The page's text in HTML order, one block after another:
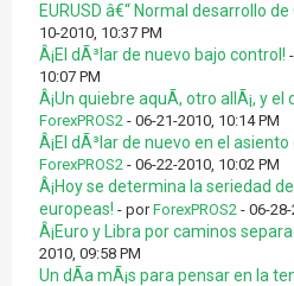
EURUSD â€“ Normal desarrollo de
10-2010, 10:37 PM
Â¡El dÃ³lar de nuevo bajo control!
10:07 PM
Â¡Un quiebre aquÃ­, otro allÃ¡, y el
ForexPROS2 - 06-21-2010, 10:14 PM
Â¡El dÃ³lar de nuevo en el
ForexPROS2 - 06-22-2010, 10:02 PM
Â¡Hoy se determina la seriedad
europeas! - porForexPROS2 - 06-
Â¡Euro y Libra por caminos
2010, 09:58 PM
Un dÃ­a mÃ¡s para pensar en la